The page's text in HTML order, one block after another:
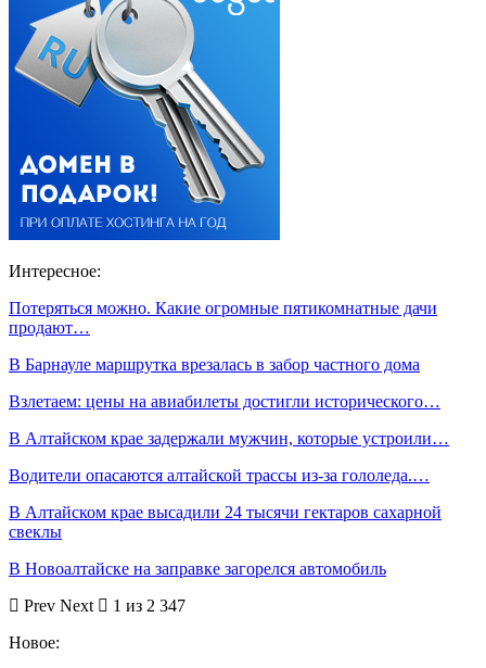
Интересное:
Потеряться можно. Какие огромные пятикомнатные дачи
продают…
В Барнауле маршрутка врезалась в забор частного дома
Взлетаем: цены на авиабилеты достигли исторического…
В Алтайском крае задержали мужчин, которые устроили…
Водители опасаются алтайской трассы из-за гололеда.…
В Алтайском крае высадили 24 тысячи гектаров сахарной
свеклы
В Новоалтайске на заправке загорелся автомобиль
Prev Next
1 из 2 347
Новое: